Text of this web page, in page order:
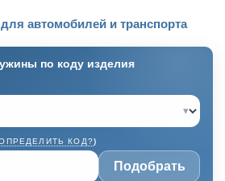
автомобилей и транспорта
по коду изделия
▾
КОД?)
Подобрать